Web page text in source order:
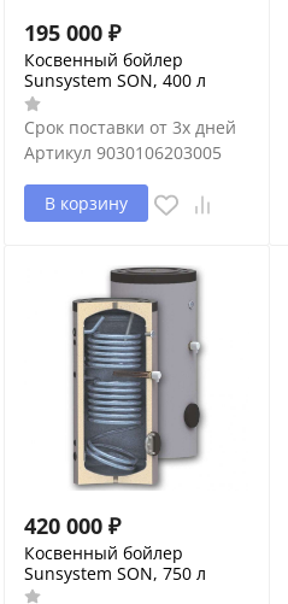
195 000 ₽
Косвенный бойлер
Sunsystem SON, 400 л
Срок поставки от 3х дней
Артикул 9030106203005
В корзину
420 000 ₽
Косвенный бойлер
Sunsystem SON, 750 л